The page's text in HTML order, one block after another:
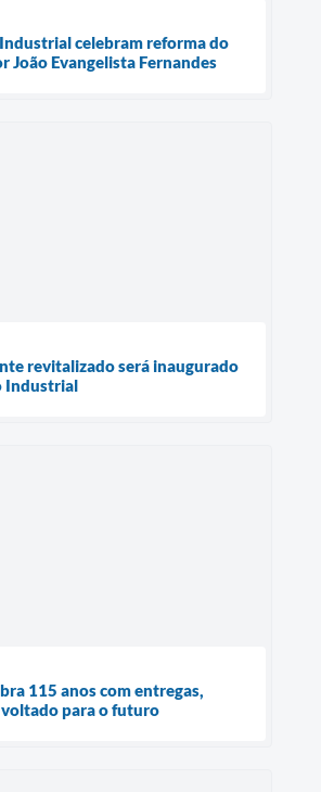
celebram reforma do
João Evangelista Fernandes
revitalizado será inaugurado
Industrial
115 anos com entregas,
para o futuro